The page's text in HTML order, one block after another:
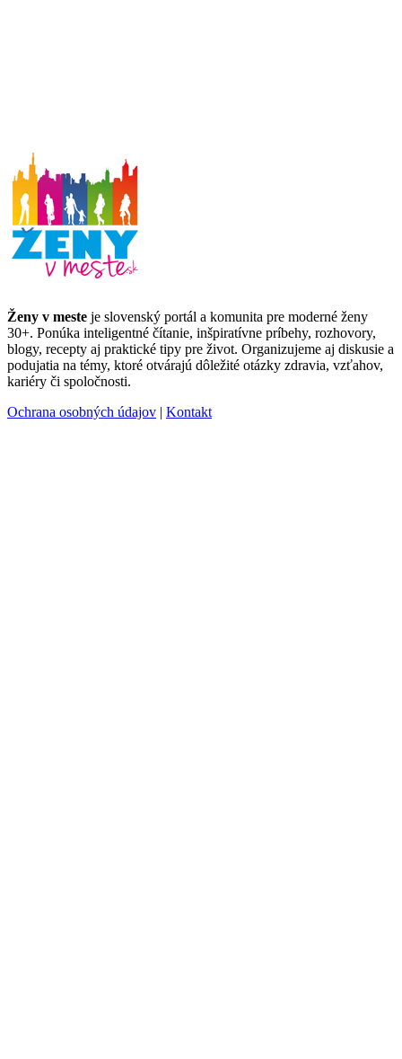
Ženy v meste je slovenský portál a komunita pre moderné ženy
30+. Ponúka inteligentné čítanie, inšpiratívne príbehy, rozhovory,
blogy, recepty aj praktické tipy pre život. Organizujeme aj diskusie a
podujatia na témy, ktoré otvárajú dôležité otázky zdravia, vzťahov,
kariéry či spoločnosti.
Ochrana osobných údajov | Kontakt